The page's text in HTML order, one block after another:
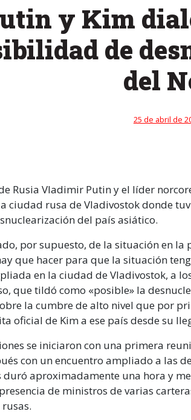
y Kim
de
del
25 de abril de
Rusia Vladimir Putin y el líder
ciudad rusa de Vladivostok donde
del país asiático.
por supuesto, de la situación en
que hacer para que la situación
en la ciudad de Vladivostok, a
que tildó como «posible» la
la cumbre de alto nivel que por
oficial de Kim a ese país desde su
se iniciaron con una primera
con un encuentro ampliado a las
duró aproximadamente una hora y
de ministros de varias